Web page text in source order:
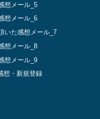
想メール_5
想メール_6
いた感想メール_7
想メール_8
想メール_9
想・新規登録